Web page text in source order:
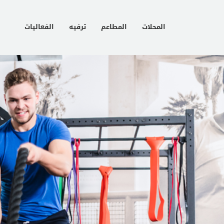
المحلات المطاعم ترفيه الفعاليات